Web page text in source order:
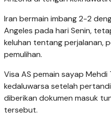
Iran bermain imbang 2-2
Angeles pada hari Senin,
keluhan tentang perjalanan,
pemulihan.
Visa AS pemain sayap
kedaluwarsa setelah
diberikan dokumen masuk
tersebut.